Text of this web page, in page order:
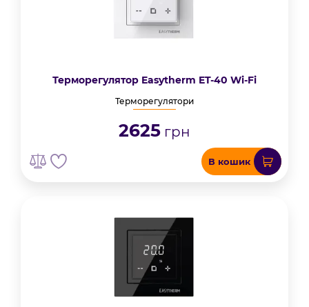
Терморегулятор Easytherm ET-40 Wi-Fi
Терморегулятори
2625 грн
В кошик